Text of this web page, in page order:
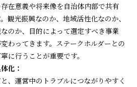
在意義や将来像を自治体内部で共有
観光振興なのか、地域活性化なのか、
のか、目的によって選定すべき事業
わってきます。ステークホルダーとの
に行うことが重要です。
化：
、運営中のトラブルにつながりやすく